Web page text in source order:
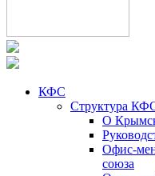
КФС
Структура
О
Офис-
союза